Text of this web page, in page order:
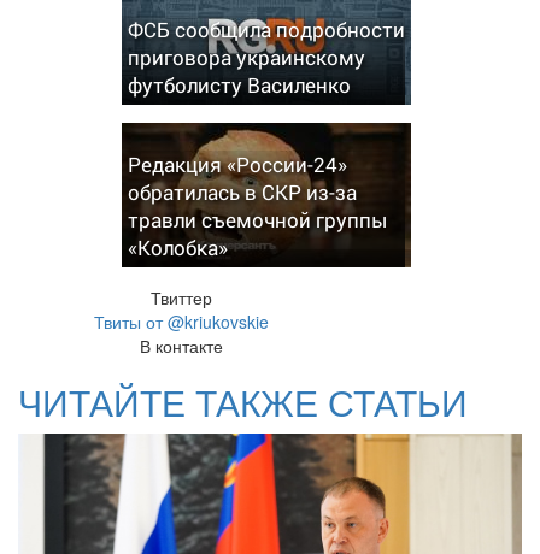
ФСБ сообщила подробности
приговора украинскому
футболисту Василенко
Редакция «России-24»
обратилась в СКР из-за
травли съемочной группы
«Колобка»
Твиттер
Твиты от @kriukovskie
В контакте
ЧИТАЙТЕ ТАКЖЕ СТАТЬИ